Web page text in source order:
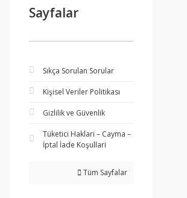
Sayfalar
Sıkça Sorulan Sorular
Kişisel Veriler Politikası
Gizlilik ve Güvenlik
Tüketici Haklari – Cayma –
İptal İade Koşullari
Tüm Sayfalar